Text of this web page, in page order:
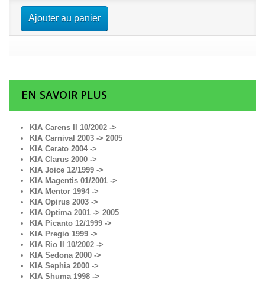
Ajouter au panier
EN SAVOIR PLUS
KIA Carens II 10/2002 ->
KIA Carnival 2003 -> 2005
KIA Cerato 2004 ->
KIA Clarus 2000 ->
KIA Joice 12/1999 ->
KIA Magentis 01/2001 ->
KIA Mentor 1994 ->
KIA Opirus 2003 ->
KIA Optima 2001 -> 2005
KIA Picanto 12/1999 ->
KIA Pregio 1999 ->
KIA Rio II 10/2002 ->
KIA Sedona 2000 ->
KIA Sephia 2000 ->
KIA Shuma 1998 ->